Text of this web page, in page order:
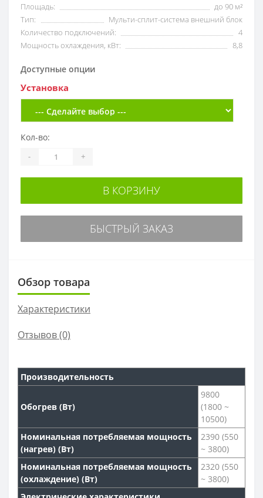
Площадь:
до 90 м²
Тип:
Мульти-сплит-система внешний блок
Количество подключений:
4
Мощность охлаждения, кВт:
8,8
Доступные опции
Установка
Кол-во:
- +
В КОРЗИНУ
БЫСТРЫЙ ЗАКАЗ
Обзор товара
Характеристики
Отзывов (0)
Производительность
Обогрев (Вт)
9800
(1800 ~
10500)
Номинальная потребляемая мощность
(нагрев) (Вт)
2390 (550
~ 3800)
Номинальная потребляемая мощность
(охлаждение) (Вт)
2320 (550
~ 3800)